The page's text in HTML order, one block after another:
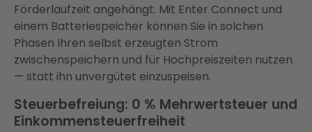
Förderlaufzeit angehängt. Mit Enter Connect und
einem Batteriespeicher können Sie in solchen
Phasen Ihren selbst erzeugten Strom
zwischenspeichern und für Hochpreiszeiten nutzen
— statt ihn unvergütet einzuspeisen.
Steuerbefreiung: 0 % Mehrwertsteuer und
Einkommensteuerfreiheit